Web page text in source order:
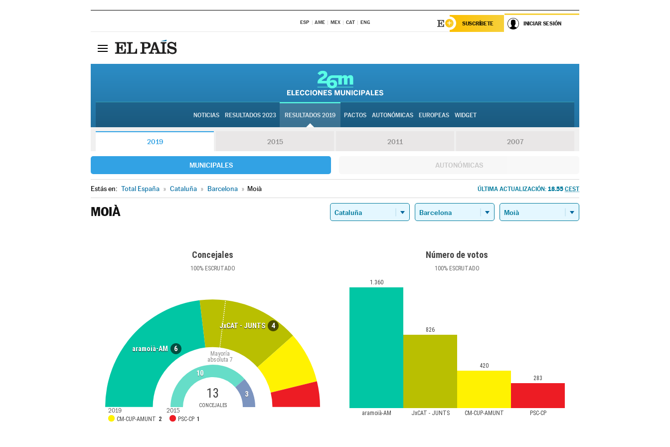
ESP AME MEX CAT ENG SUSCRÍBETE INICIAR SESIÓN
NOTICIAS RESULTADOS 2023 RESULTADOS 2019 PACTOS AUTONÓMICAS EUROPEAS WIDGET
2019 2015 2011 2007
MUNICIPALES AUTONÓMICAS
Estás en: Total España » Cataluña » Barcelona » Moià ÚLTIMA ACTUALIZACIÓN: 18.55 CEST
MOIÀ
Concejales
100%ESCRUTADO
aramoià-AM 6
JxCAT - JUNTS 4
13
CONCEJALES
Mayoría
absoluta 7
CM-CUP-AMUNT 2 PSC-CP 1
10
3
2019 2015
Número de votos
100%ESCRUTADO
aramoià-AM JxCAT - JUNTS CM-CUP-AMUNT PSC-CP
1.360
826
420
283